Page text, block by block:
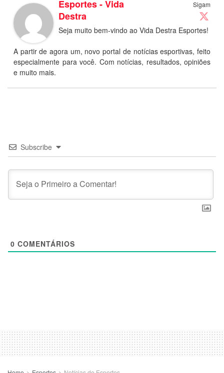
Sigam
Esportes - Vida
Destra
Seja muito bem-vindo ao Vida Destra Esportes!
A partir de agora um, novo portal de notícias esportivas, feito
especialmente para você. Com notícias, resultados, opiniões
e muito mais.
Subscribe
0 COMENTÁRIOS